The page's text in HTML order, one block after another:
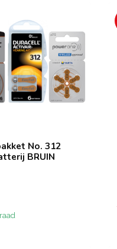
No. 312
BRUIN